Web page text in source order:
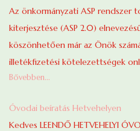
Az önkormányzati ASP rendszer
kiterjesztése (ASP 2.0)
köszönhetően már az Önök
illetékfizetési kötelezettségek
Bővebben...
Óvodai beíratás Hetvehelyen
Kedves LEENDŐ HETVEHELYI